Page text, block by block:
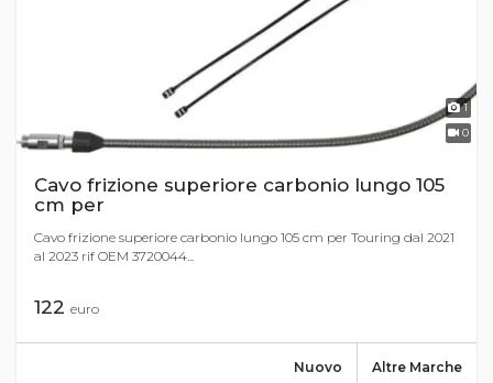
1
0
Cavo frizione superiore carbonio lungo 105
cm per
Cavo frizione superiore carbonio lungo 105 cm per Touring dal 2021
al 2023 rif OEM 3720044...
122 euro
Altre Marche
Nuovo